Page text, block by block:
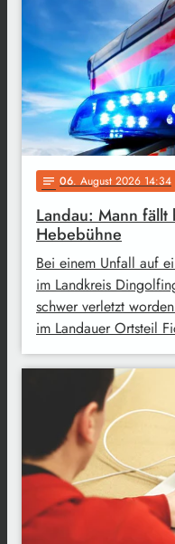
notes 06. August 2026 14:34
Landau: Mann
Hebebühne
Bei einem Unfall auf
im Landkreis
schwer verletzt
im Landauer Ortsteil